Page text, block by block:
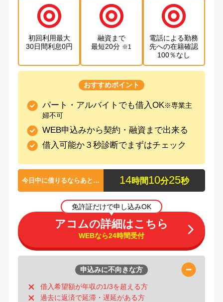
初回利用最大
30日間利息0円
融資まで
最短20分 ※1
電話による勤務
先への在籍確認
100％なし
おすすめポイント
パート・アルバイトでも借入OK※専業主
婦不可
WEB申込みから契約・融資まで出来る
借入可能か３秒診断でまずはチェック
今日中に借りるならあと… 14時間10分24秒
免許証だけで申し込みOK
アコムの詳細はこちら
WEBなら24時間受付
申込みに不向きな方
借入希望額が年収の1/3を超える方
過去に返済で延滞・遅延がある方